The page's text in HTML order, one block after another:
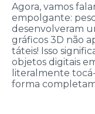
Agora, vamos
empolgante:
desenvolveram
gráficos 3D não
táteis! Isso
objetos digitais
literalmente
forma